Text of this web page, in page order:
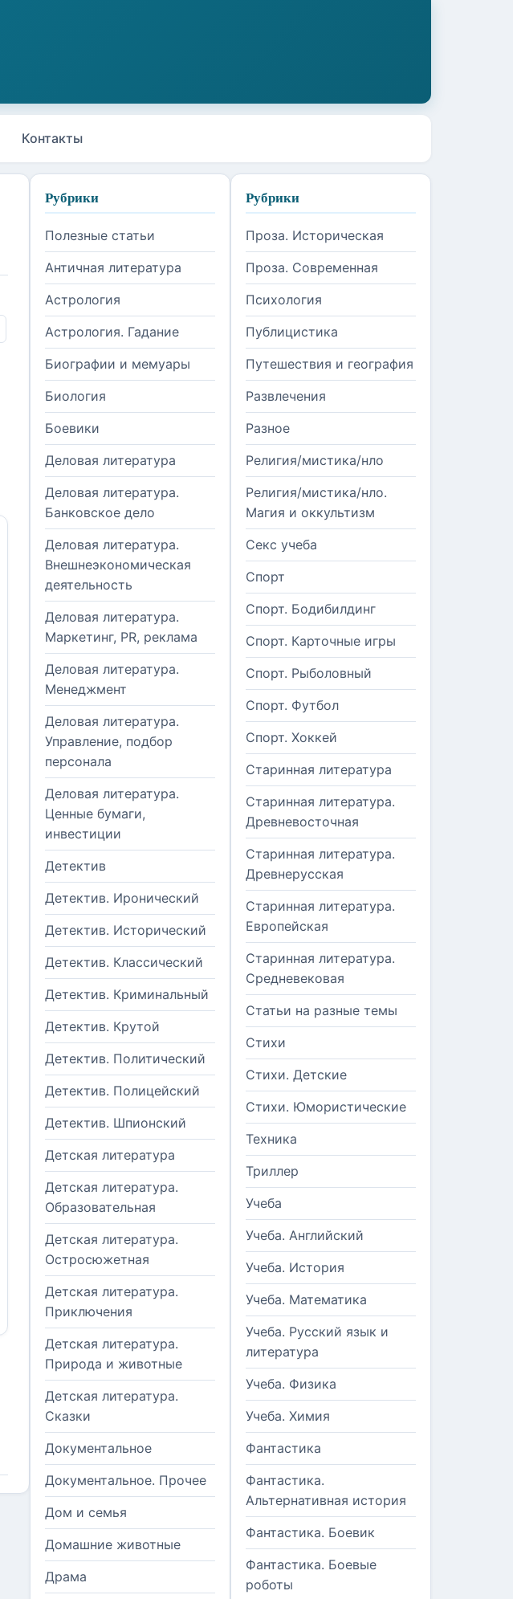
Контакты
Рубрики
Полезные статьи
Античная литература
Астрология
Астрология. Гадание
Биографии и мемуары
Биология
Боевики
Деловая литература
Деловая литература.
Банковское дело
Деловая литература.
Внешнеэкономическая
деятельность
Деловая литература.
Маркетинг, PR, реклама
Деловая литература.
Менеджмент
Деловая литература.
Управление, подбор
персонала
Деловая литература.
Ценные бумаги,
инвестиции
Детектив
Детектив. Иронический
Детектив. Исторический
Детектив. Классический
Детектив. Криминальный
Детектив. Крутой
Детектив. Политический
Детектив. Полицейский
Детектив. Шпионский
Детская литература
Детская литература.
Образовательная
Детская литература.
Остросюжетная
Детская литература.
Приключения
Детская литература.
Природа и животные
Детская литература.
Сказки
Документальное
Документальное. Прочее
Дом и семья
Домашние животные
Драма
Рубрики
Проза. Историческая
Проза. Современная
Психология
Публицистика
Путешествия и география
Развлечения
Разное
Религия/мистика/нло
Религия/мистика/нло.
Магия и оккультизм
Секс учеба
Спорт
Спорт. Бодибилдинг
Спорт. Карточные игры
Спорт. Рыболовный
Спорт. Футбол
Спорт. Хоккей
Старинная литература
Старинная литература.
Древневосточная
Старинная литература.
Древнерусская
Старинная литература.
Европейская
Старинная литература.
Средневековая
Статьи на разные темы
Стихи
Стихи. Детские
Стихи. Юмористические
Техника
Триллер
Учеба
Учеба. Английский
Учеба. История
Учеба. Математика
Учеба. Русский язык и
литература
Учеба. Физика
Учеба. Химия
Фантастика
Фантастика.
Альтернативная история
Фантастика. Боевик
Фантастика. Боевые
роботы